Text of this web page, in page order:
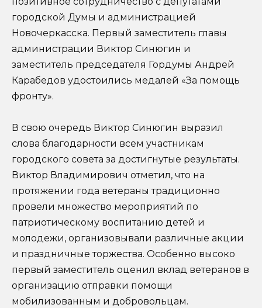
городской Думы и администрацией
Новочеркасска. Первый заместитель главы
администрации Виктор Синюгин и
заместитель председателя Гордумы Андрей
Карабедов удостоились медалей «За помощь
фронту».
В свою очередь Виктор Синюгин выразил
слова благодарности всем участникам
городского совета за достигнутые результаты.
Виктор Владимирович отметил, что на
протяжении года ветераны традиционно
провели множество мероприятий по
патриотическому воспитанию детей и
молодежи, организовывали различные акции
и праздничные торжества. Особенно высоко
первый заместитель оценил вклад ветеранов в
организацию отправки помощи
мобилизованным и добровольцам.